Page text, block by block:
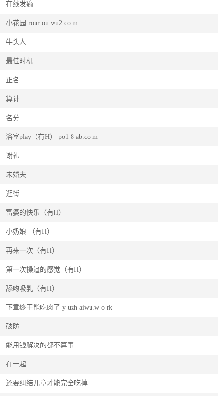
还要纠结几章才能完全吃掉
在一起
能用钱解决的都不算事
破防
下章终于能吃肉了 y uzh aiwu.w o rk
舔吻吸乳（有H）
第一次操逼的感觉（有H）
再来一次（有H）
小奶娘 （有H）
富婆的快乐（有H）
逛街
未婚夫
谢礼
浴室play（有H） po1 8 ab.co m
名分
算计
正名
最佳时机
牛头人
小花园 rour ou wu2.co m
在线发癫